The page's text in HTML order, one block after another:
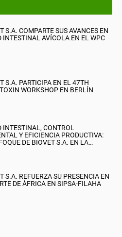
S.A. COMPARTE SUS AVANCES EN
INTESTINAL AVÍCOLA EN EL WPC
S.A. PARTICIPA EN EL 47TH
WORKSHOP EN BERLÍN
INTESTINAL, CONTROL
Y EFICIENCIA PRODUCTIVA:
DE BIOVET S.A. EN LA
S.A. REFUERZA SU PRESENCIA EN
DE ÁFRICA EN SIPSA-FILAHA